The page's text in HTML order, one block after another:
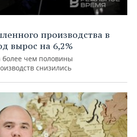
производства в
вырос на 6,2%
более чем половины
снизились